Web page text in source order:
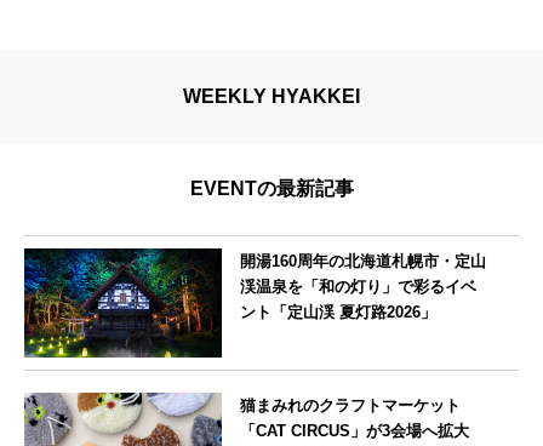
WEEKLY HYAKKEI
EVENTの最新記事
開湯160周年の北海道札幌市・定山
渓温泉を「和の灯り」で彩るイベ
ント「定山渓 夏灯路2026」
猫まみれのクラフトマーケット
「CAT CIRCUS」が3会場へ拡大